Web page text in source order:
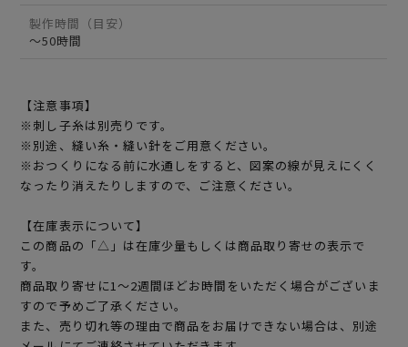
製作時間（目安）
～50時間
【注意事項】
※刺し子糸は別売りです。
※別途、縫い糸・縫い針をご用意ください。
※おつくりになる前に水通しをすると、図案の線が見えにくく
なったり消えたりしますので、ご注意ください。
【在庫表示について】
この商品の「△」は在庫少量もしくは商品取り寄せの表示で
す。
商品取り寄せに1～2週間ほどお時間をいただく場合がございま
すので予めご了承ください。
また、売り切れ等の理由で商品をお届けできない場合は、別途